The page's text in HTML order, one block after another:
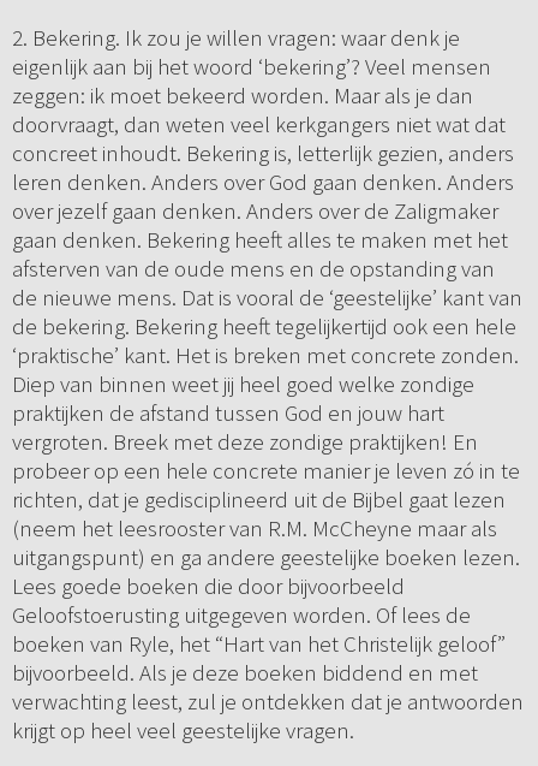
2. Bekering. Ik zou je willen vragen: waar denk je
eigenlijk aan bij het woord ‘bekering’? Veel mensen
zeggen: ik moet bekeerd worden. Maar als je dan
doorvraagt, dan weten veel kerkgangers niet wat dat
concreet inhoudt. Bekering is, letterlijk gezien, anders
leren denken. Anders over God gaan denken. Anders
over jezelf gaan denken. Anders over de Zaligmaker
gaan denken. Bekering heeft alles te maken met het
afsterven van de oude mens en de opstanding van
de nieuwe mens. Dat is vooral de ‘geestelijke’ kant van
de bekering. Bekering heeft tegelijkertijd ook een hele
‘praktische’ kant. Het is breken met concrete zonden.
Diep van binnen weet jij heel goed welke zondige
praktijken de afstand tussen God en jouw hart
vergroten. Breek met deze zondige praktijken! En
probeer op een hele concrete manier je leven zó in te
richten, dat je gedisciplineerd uit de Bijbel gaat lezen
(neem het leesrooster van R.M. McCheyne maar als
uitgangspunt) en ga andere geestelijke boeken lezen.
Lees goede boeken die door bijvoorbeeld
Geloofstoerusting uitgegeven worden. Of lees de
boeken van Ryle, het “Hart van het Christelijk geloof”
bijvoorbeeld. Als je deze boeken biddend en met
verwachting leest, zul je ontdekken dat je antwoorden
krijgt op heel veel geestelijke vragen.